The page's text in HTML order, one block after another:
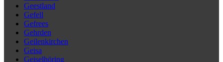
Geestland
Gefell
Gefrees
Gehrden
Geilenkirchen
Geisa
Geiselhöring